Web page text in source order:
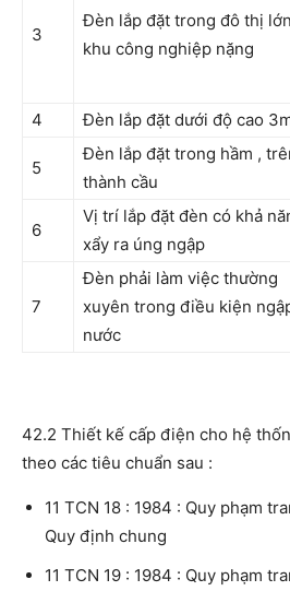
3
Đèn lắp đặt trong đô thị
khu công nghiệp nặng
4 Đèn lắp đặt dưới độ cao
5
Đèn lắp đặt trong hầm ,
thành cầu
6
Vị trí lắp đặt đèn có khả
xẩy ra úng ngập
7
Đèn phải làm việc thường
xuyên trong điều kiện
nước
42.2 Thiết kế cấp điện cho hệ
theo các tiêu chuẩn sau :
11 TCN 18 : 1984 : Quy phạm
Quy định chung
11 TCN 19 : 1984 : Quy phạm